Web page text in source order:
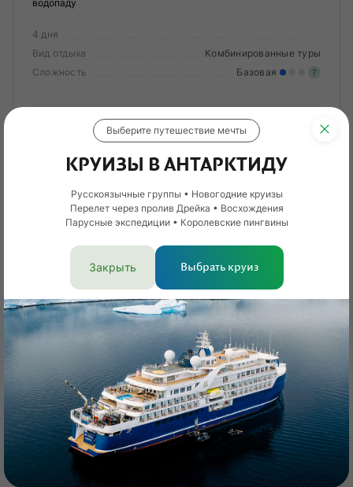
водопаду
4 дня
Вид отдыха
Комбинированные туры
Сложность
Базовая ?
От 86 200 ₽
Смотреть тур
Раннее бронирование Кешбэк 3%
Кольский полуостров
Новый год на Кольском
Тур с охотой за северным сиянием и снегоходным сафари
Выберите путешествие мечты
КРУИЗЫ В АНТАРКТИДУ
Русскоязычные группы • Новогодние круизы
Перелет через пролив Дрейка • Восхождения
Парусные экспедиции • Королевские пингвины
Закрыть Выбрать круиз